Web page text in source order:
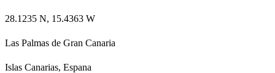
28.1235 N, 15.4363 W
Las Palmas de Gran Canaria
Islas Canarias, Espana